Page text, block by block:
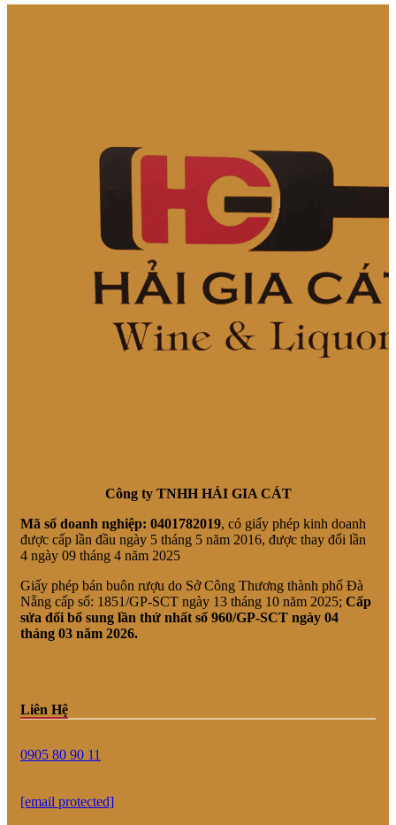
Công ty TNHH HẢI GIA CÁT
Mã số doanh nghiệp: 0401782019, có giấy phép kinh doanh
được cấp lần đầu ngày 5 tháng 5 năm 2016, được thay đổi lần
4 ngày 09 tháng 4 năm 2025
Giấy phép bán buôn rượu do Sở Công Thương thành phố Đà
Nẵng cấp số: 1851/GP-SCT ngày 13 tháng 10 năm 2025; Cấp
sửa đổi bổ sung lần thứ nhất số 960/GP-SCT ngày 04
tháng 03 năm 2026.
Liên Hệ
0905 80 90 11
[email protected]